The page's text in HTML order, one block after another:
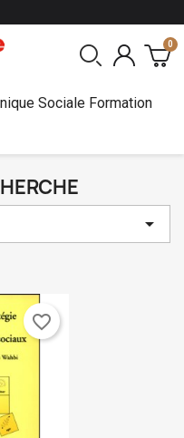
Sociale Formation

favorite_border